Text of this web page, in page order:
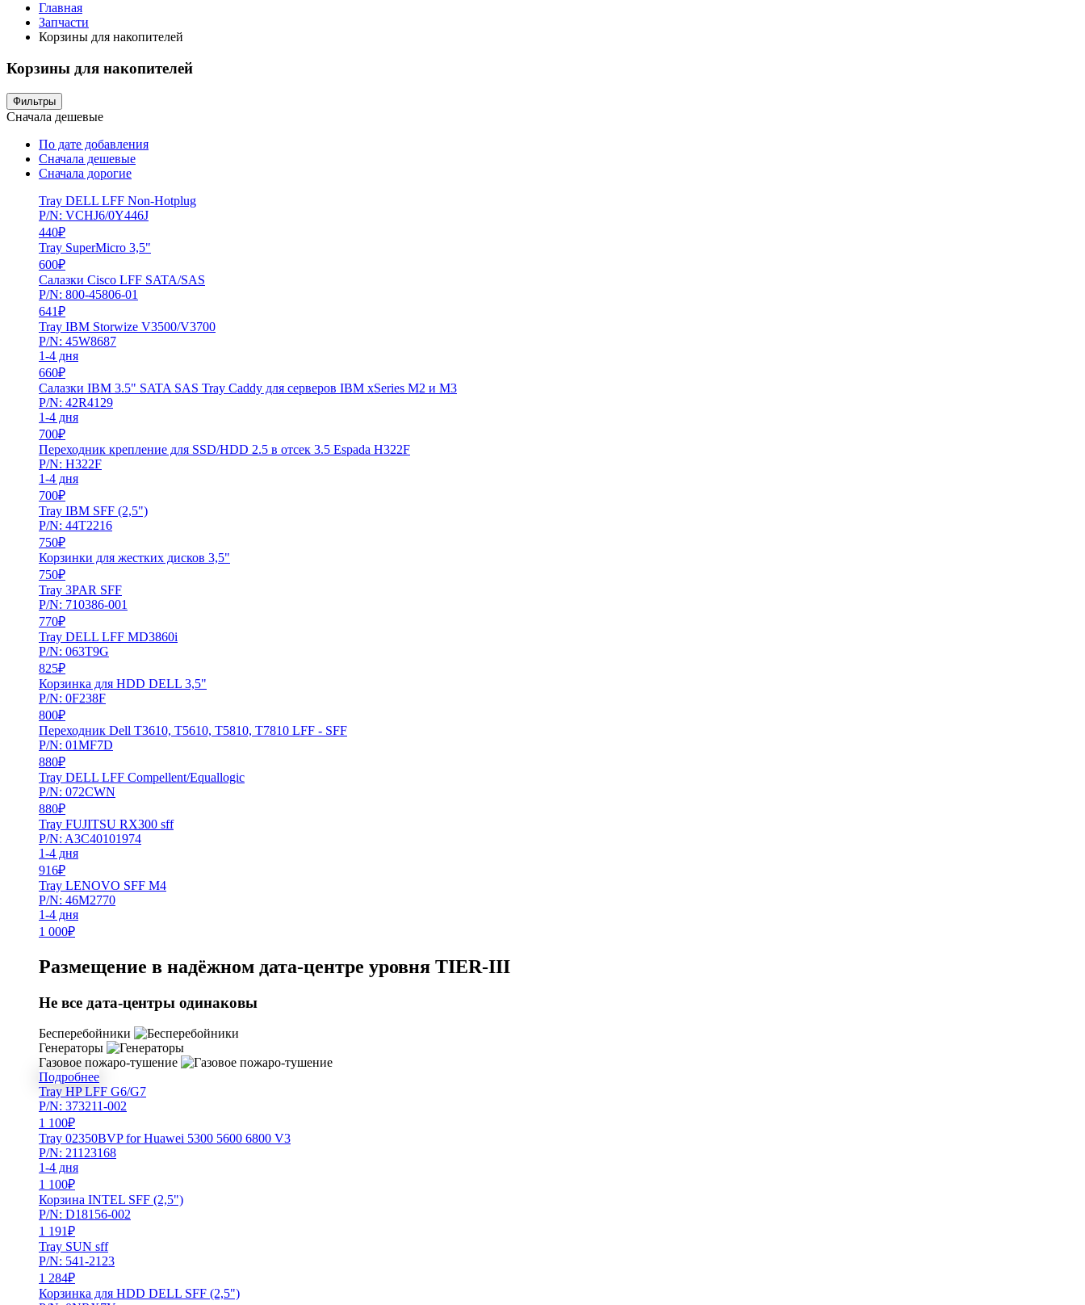
Главная
Запчасти
Корзины для накопителей
Корзины для накопителей
Фильтры
Сначала дешевые
По дате добавления
Сначала дешевые
Сначала дорогие
Tray DELL LFF Non-Hotplug
P/N: VCHJ6/0Y446J
440₽
Tray SuperMicro 3,5"
600₽
Салазки Cisco LFF SATA/SAS
P/N: 800-45806-01
641₽
Tray IBM Storwize V3500/V3700
P/N: 45W8687
1-4 дня
660₽
Салазки IBM 3.5" SATA SAS Tray Caddy для серверов IBM xSeries M2 и M3
P/N: 42R4129
1-4 дня
700₽
Переходник крепление для SSD/HDD 2.5 в отсек 3.5 Espada H322F
P/N: H322F
1-4 дня
700₽
Tray IBM SFF (2,5")
P/N: 44T2216
750₽
Корзинки для жестких дисков 3,5"
750₽
Tray 3PAR SFF
P/N: 710386-001
770₽
Tray DELL LFF MD3860i
P/N: 063T9G
825₽
Корзинка для HDD DELL 3,5"
P/N: 0F238F
800₽
Переходник Dell T3610, T5610, T5810, T7810 LFF - SFF
P/N: 01MF7D
880₽
Tray DELL LFF Compellent/Equallogic
P/N: 072CWN
880₽
Tray FUJITSU RX300 sff
P/N: A3C40101974
1-4 дня
916₽
Tray LENOVO SFF M4
P/N: 46M2770
1-4 дня
1 000₽
Размещение в надёжном дата-центре уровня TIER-III
Не все дата-центры одинаковы
Бесперебойники
Генераторы
Газовое пожаро-тушение
Подробнее
Tray HP LFF G6/G7
P/N: 373211-002
1 100₽
Tray 02350BVP for Huawei 5300 5600 6800 V3
P/N: 21123168
1-4 дня
1 100₽
Корзина INTEL SFF (2,5")
P/N: D18156-002
1 191₽
Tray SUN sff
P/N: 541-2123
1 284₽
Корзинка для HDD DELL SFF (2,5")